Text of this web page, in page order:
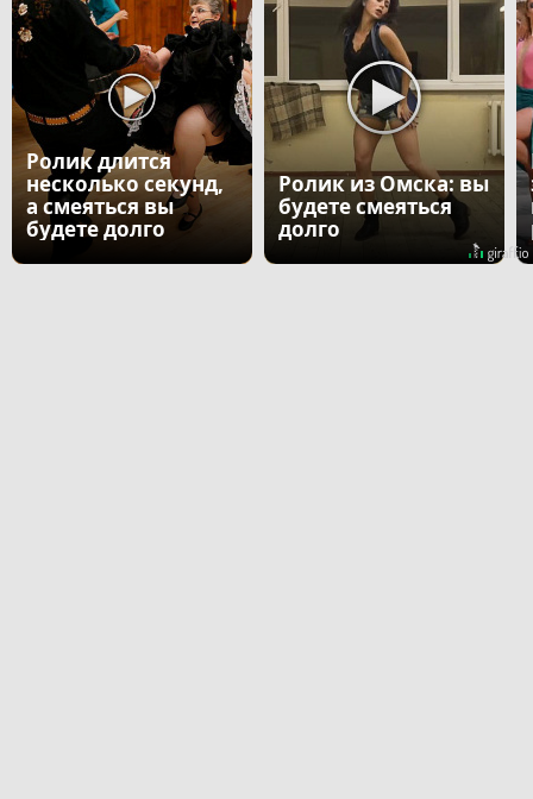
Ролик длится
несколько секунд,
а смеяться вы
будете долго
Ролик из Омска: вы
будете смеяться
долго